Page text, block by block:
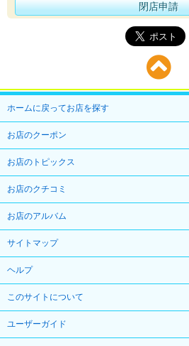
閉店申請
ホームに戻ってお店を探す
お店のクーポン
お店のトピックス
お店のクチコミ
お店のアルバム
サイトマップ
ヘルプ
このサイトについて
ユーザーガイド